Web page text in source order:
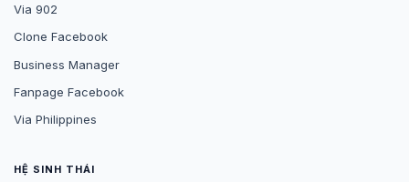
Via 902
Clone Facebook
Business Manager
Fanpage Facebook
Via Philippines
HỆ SINH THÁI